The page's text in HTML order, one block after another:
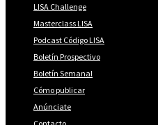
LISA Challenge
Masterclass LISA
Podcast Código LISA
Boletín Prospectivo
Boletín Semanal
Cómo publicar
Anúnciate